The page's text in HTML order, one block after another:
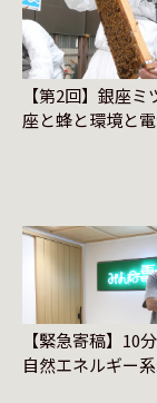
【第2回】銀座
座と蜂と環境と
【緊急寄稿】10
自然エネルギー
ぶ前に確認した